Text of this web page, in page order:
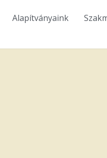
Alapítványaink